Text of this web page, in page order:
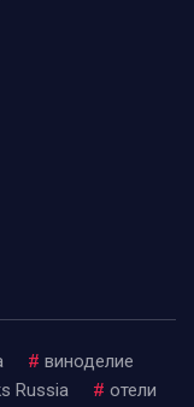
# виноделие
Russia # отели